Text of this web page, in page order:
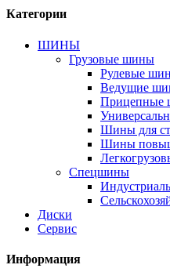
Категории
ШИНЫ
Грузовые шины
Рулевые
Ведущие
Прицепные
Шины для
Шины
Спецшины
Диски
Сервис
Информация